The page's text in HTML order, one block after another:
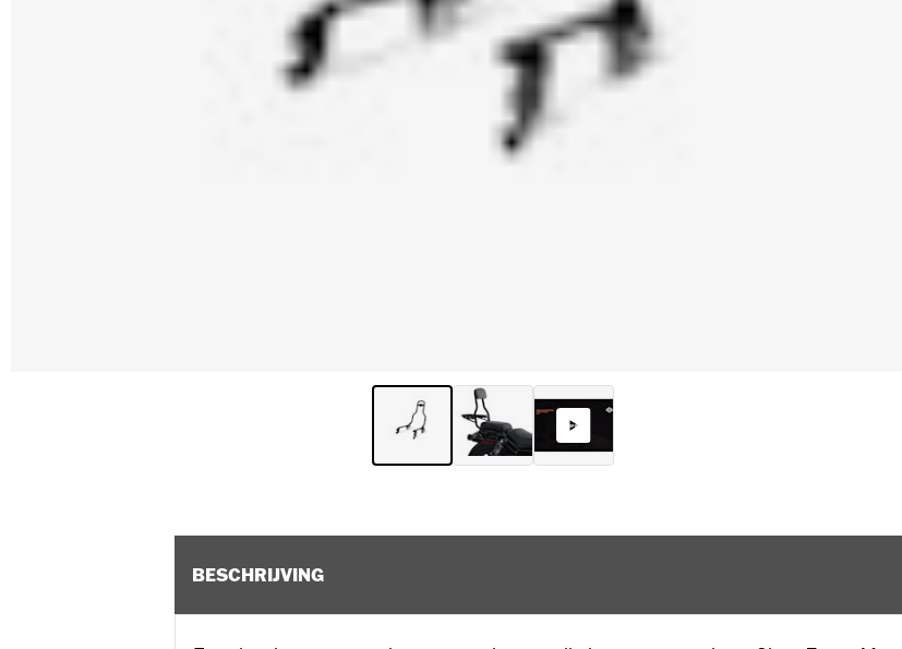
BESCHRIJVING